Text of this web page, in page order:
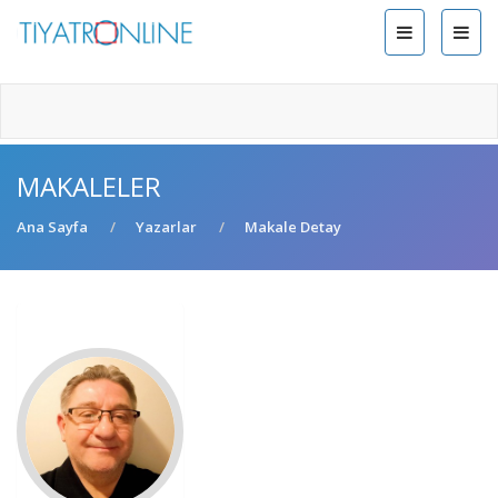
MAKALELER
Ana Sayfa Yazarlar Makale Detay